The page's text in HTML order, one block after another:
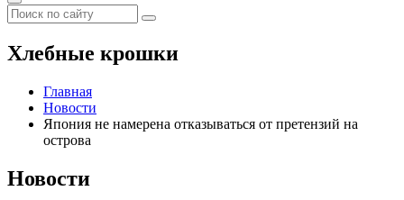
Хлебные крошки
Главная
Новости
Япония не намерена отказываться от претензий на
острова
Новости